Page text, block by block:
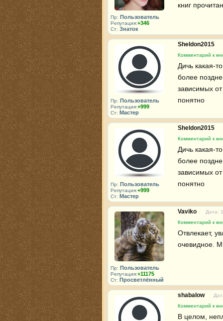
Пр: Пользователь
Репутация:+346
Ст: Знаток
книг
Пр: Пользователь
Репутация:+999
Ст: Мастер
Sheldon2015
Комментарий к
Дичь какая-
более
зависимых от
понятно
Пр: Пользователь
Репутация:+999
Ст: Мастер
Sheldon2015
Комментарий к
Дичь какая-
более
зависимых от
понятно
Пр: Пользователь
Репутация:+11175
Ст: Просветлённый
Vaviko
Дата:
Комментарий к
Отвлекает,
очевидное.
shabalow
Комментарий к
В целом,